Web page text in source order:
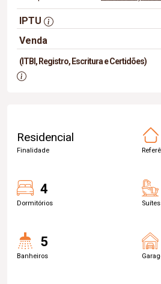
IPTU
Venda
(ITBI, Registro, Escritura e Certidões)
Residencial
Finalidade
4
Dormitórios Suítes
5
Banheiros